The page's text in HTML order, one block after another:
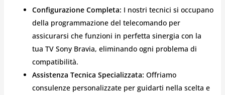
Configurazione Completa: I nostri tecnici si occupano
della programmazione del telecomando per
assicurarsi che funzioni in perfetta sinergia con la
tua TV Sony Bravia, eliminando ogni problema di
compatibilità.
Assistenza Tecnica Specializzata: Offriamo
consulenze personalizzate per guidarti nella scelta e